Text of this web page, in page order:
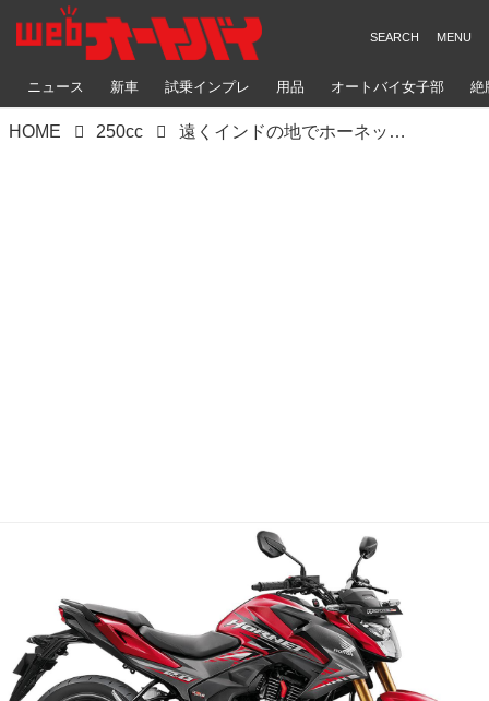
ニュース 新車 試乗インプレ 用品 オートバイ女子部 絶
HOME 250cc 遠くインドの地でホーネットの名は健在！ ホンダ「ホーネット2.0」とは【小松信夫の気になる日本メーカーの海外モデル Vol.4】